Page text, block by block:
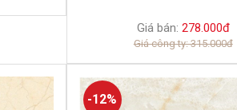
Giá bán: 278.000đ
Giá công ty: 315.000đ
-12%